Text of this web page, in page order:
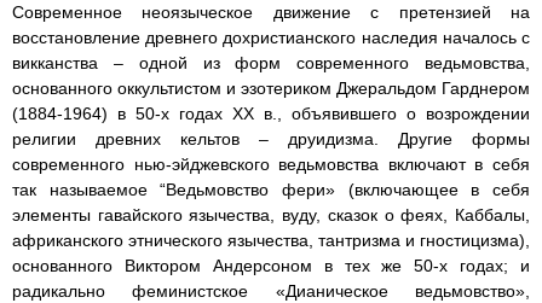
Современное неоязыческое движение с претензией на
восстановление древнего дохристианского наследия началось с
викканства – одной из форм современного ведьмовства,
основанного оккультистом и эзотериком Джеральдом Гарднером
(1884-1964) в 50-х годах ХХ в., объявившего о возрождении
религии древних кельтов – друидизма. Другие формы
современного нью-эйджевского ведьмовства включают в себя
так называемое “Ведьмовство фери» (включающее в себя
элементы гавайского язычества, вуду, сказок о феях, Каббалы,
африканского этнического язычества, тантризма и гностицизма),
основанного Виктором Андерсоном в тех же 50-х годах; и
радикально феминистское «Дианическое ведьмовство»,